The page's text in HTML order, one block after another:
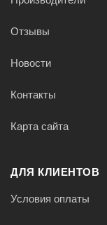
Отзывы
Новости
Контакты
Карта сайта
ДЛЯ КЛИЕНТОВ
Условия оплаты